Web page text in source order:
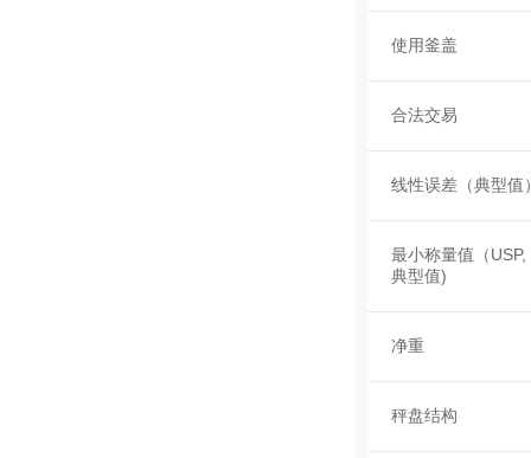
使用釜盖
合法交易
线性误差（典型值
最小称量值（
典型值)
净重
秤盘结构